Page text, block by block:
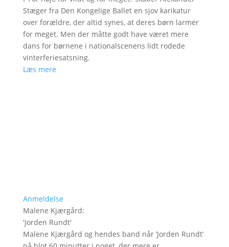
Stæger fra Den Kongelige Ballet en sjov karikatur
over forældre, der altid synes, at deres børn larmer
for meget. Men der måtte godt have været mere
dans for børnene i nationalscenens lidt rodede
vinterferiesatsning.
Læs mere
Anmeldelse
Malene Kjærgård:
'Jorden Rundt'
Malene Kjærgård og hendes band når ’Jorden Rundt’